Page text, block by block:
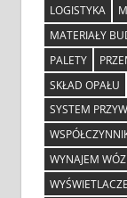
LOGISTYKA
MATERIAŁY
PALETY
SKŁAD OPAŁU
SYSTEM
WYNAJEM